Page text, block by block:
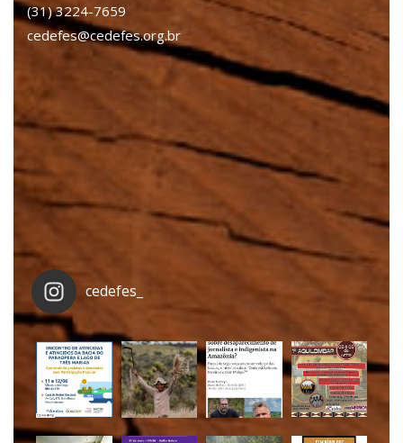
(31) 3224-7659
cedefes@cedefes.org.br
cedefes_